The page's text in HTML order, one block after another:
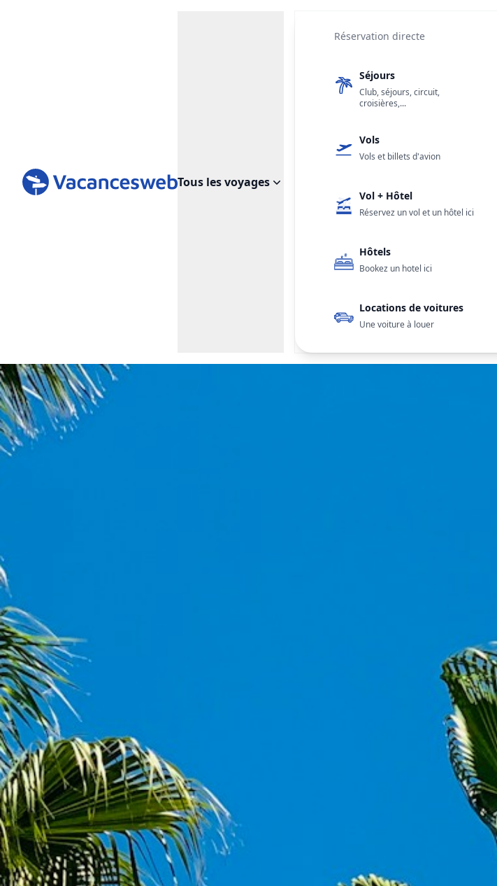
Tous les voyages
Réservation directe
Séjours
Club, séjours, circuit,
croisières,...
Vols
Vols et billets d'avion
Vol + Hôtel
Réservez un vol et un hôtel ici
Hôtels
Bookez un hotel ici
Locations de voitures
Une voiture à louer